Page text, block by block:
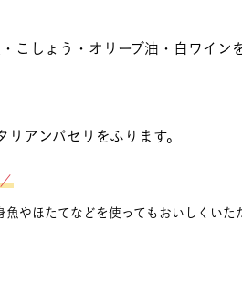
こしょう・オリーブ油・白ワイン
リアンパセリをふります。
魚やほたてなどを使ってもおいしくいた